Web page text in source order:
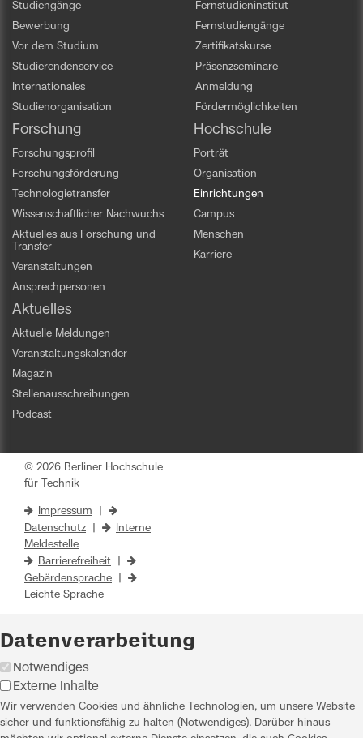
Studiengänge
Bewerbung
Vor dem Studium
Studierendenservice
Internationales
Studienorganisation
Fernstudieninstitut
Fernstudiengänge
Zertifikatskurse
Präsenzseminare
Anmeldung
Fördermöglichkeiten
Forschung
Forschungsprofil
Forschungsförderung
Technologietransfer
Wissenschaftlicher Nachwuchs
Aktuelles aus Forschung und
Transfer
Veranstaltungen
Ansprechpersonen
Hochschule
Porträt
Organisation
Einrichtungen
Campus
Menschen
Karriere
Aktuelles
Aktuelle Meldungen
Veranstaltungskalender
Magazin
Stellenausschreibungen
Podcast
© 2026 Berliner Hochschule
für Technik
Impressum
Datenschutz
Interne
Meldestelle
Barrierefreiheit
Gebärdensprache
Leichte Sprache
Datenverarbeitung
Notwendiges
Externe Inhalte
Wir verwenden Cookies und ähnliche Technologien, um unsere Website
sicher und funktionsfähig zu halten (Notwendiges). Darüber hinaus